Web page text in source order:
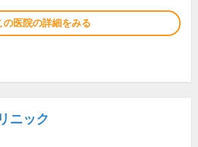
の医院の詳細をみる
ニック